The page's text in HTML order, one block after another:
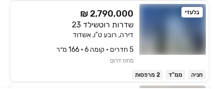
בלעדי ₪ 2,790,000
שדרות רוטשילד 23
דירה, רובע ט"ו, אשדוד
5 חדרים • קומה ‎6‏ • 166 מ״ר
מחוז דרום
חניה ממ"ד 2 מרפסות